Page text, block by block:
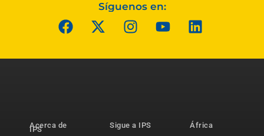
Síguenos en:
Acerca de
IPS
Sigue a IPS
África